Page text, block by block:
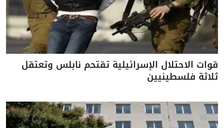
قوات الاحتلال الإسرائيلية تقتحم نابلس وتعتقل
ثلاثة فلسطينيين